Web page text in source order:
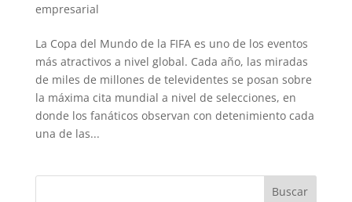
empresarial
La Copa del Mundo de la FIFA es uno de los eventos
más atractivos a nivel global. Cada año, las miradas
de miles de millones de televidentes se posan sobre
la máxima cita mundial a nivel de selecciones, en
donde los fanáticos observan con detenimiento cada
una de las...